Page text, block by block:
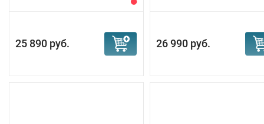
25 890 руб. 26 990 руб.